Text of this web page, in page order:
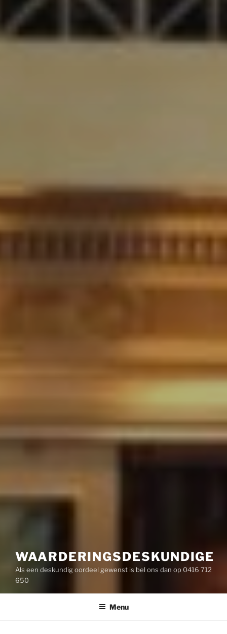
WAARDERINGSDESKUNDIGE
Als een deskundig oordeel gewenst is bel ons dan op 0416 712
650
Menu